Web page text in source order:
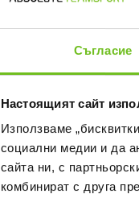
Съгласие
Настоящият сайт
Използваме
социални медии и да
сайта ни, с
комбинират с друга